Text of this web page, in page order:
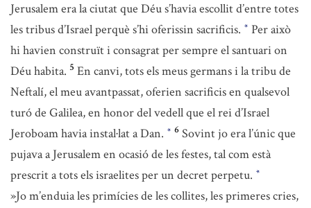
Jerusalem era la ciutat que Déu s’havia escollit d’entre totes
les tribus d’Israel perquè s’hi oferissin sacrificis. * Per això
hi havien construït i consagrat per sempre el santuari on
Déu habita. 5 En canvi, tots els meus germans i la tribu de
Neftalí, el meu avantpassat, oferien sacrificis en qualsevol
turó de Galilea, en honor del vedell que el rei d’Israel
Jeroboam havia instal·lat a Dan. * 6 Sovint jo era l’únic que
pujava a Jerusalem en ocasió de les festes, tal com està
prescrit a tots els israelites per un decret perpetu. *
»Jo m’enduia les primícies de les collites, les primeres cries,